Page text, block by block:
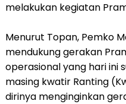
melakukan kegiatan
Menurut Topan, Pemko
mendukung gerakan
operasional yang hari ini
masing kwatir Ranting
dirinya menginginkan